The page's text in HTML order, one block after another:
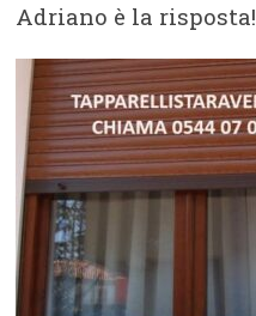
Adriano è la risposta!